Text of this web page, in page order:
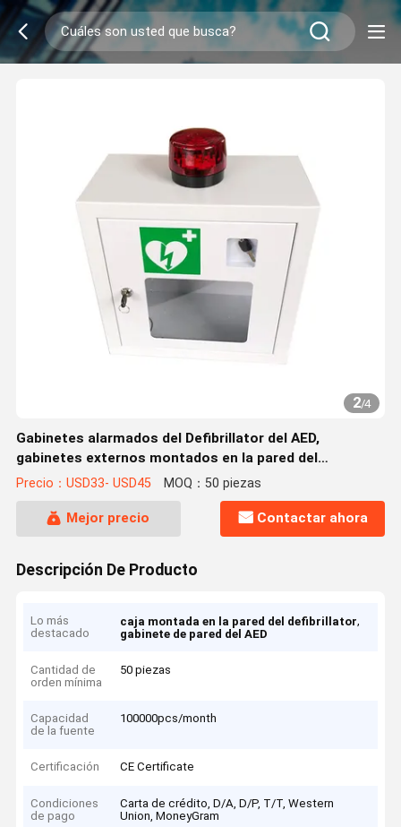
2/4
Gabinetes alarmados del Defibrillator del AED,
gabinetes externos montados en la pared del
Defibrillator
Precio：USD33- USD45 MOQ：50 piezas
Mejor precio Contactar ahora
Descripción De Producto
Lo más
destacado
caja montada en la pared del defibrillator,
gabinete de pared del AED
Cantidad de
orden mínima
50 piezas
Capacidad
de la fuente
100000pcs/month
Certificación CE Certificate
Condiciones
de pago
Carta de crédito, D/A, D/P, T/T, Western
Union, MoneyGram